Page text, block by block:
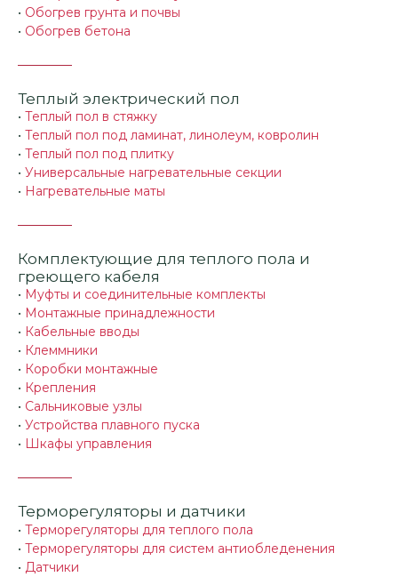
• Обогрев грунта и почвы
• Обогрев бетона
Теплый электрический пол
• Теплый пол в стяжку
• Теплый пол под ламинат, линолеум, ковролин
• Теплый пол под плитку
• Универсальные нагревательные секции
• Нагревательные маты
Комплектующие для теплого пола и
греющего кабеля
• Муфты и соединительные комплекты
• Монтажные принадлежности
• Кабельные вводы
• Клеммники
• Коробки монтажные
• Крепления
• Сальниковые узлы
• Устройства плавного пуска
• Шкафы управления
Терморегуляторы и датчики
• Терморегуляторы для теплого пола
• Терморегуляторы для систем антиобледенения
• Датчики